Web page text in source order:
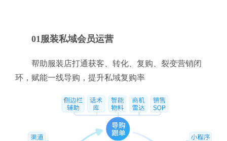
01服装私域会员运营
帮助服装店打通获客、转化、复购、裂变营销闭
环，赋能一线导购，提升私域复购率